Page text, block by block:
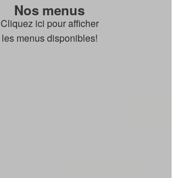
Nos menus
Cliquez ici pour afficher
les menus disponibles!